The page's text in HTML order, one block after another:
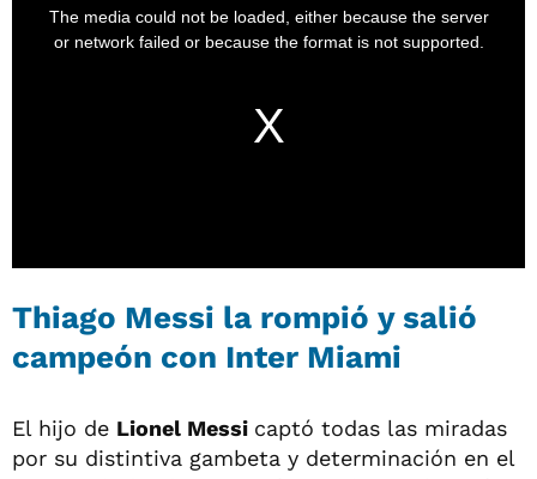
Thiago Messi la rompió y salió
campeón con Inter Miami
El hijo de Lionel Messi captó todas las miradas
por su distintiva gambeta y determinación en el